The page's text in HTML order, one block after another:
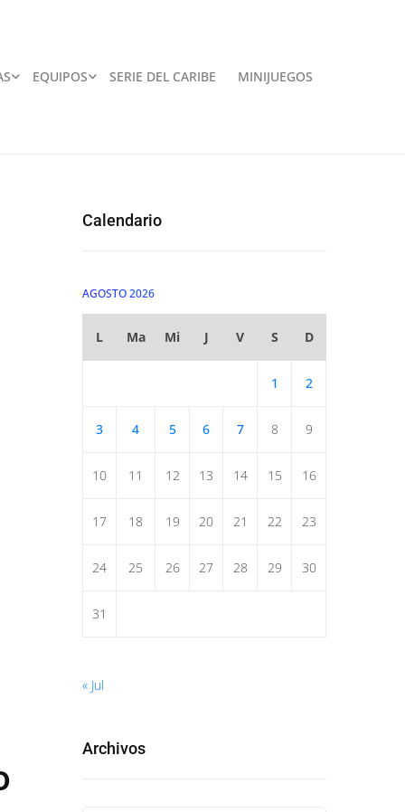
EQUIPOS SERIE DEL CARIBE MINIJUEGOS
Calendario
AGOSTO 2026
L Ma Mi J V S D
1 2
3 4 5 6 7 8 9
10 11 12 13 14 15 16
17 18 19 20 21 22 23
24 25 26 27 28 29 30
31
« Jul
Archivos